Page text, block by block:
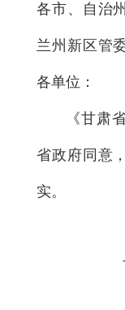
各市、自治
兰州新区管
各单位：
《甘肃
省政府同意
实。